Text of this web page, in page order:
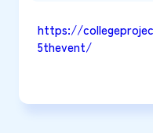
https://
5thevent/